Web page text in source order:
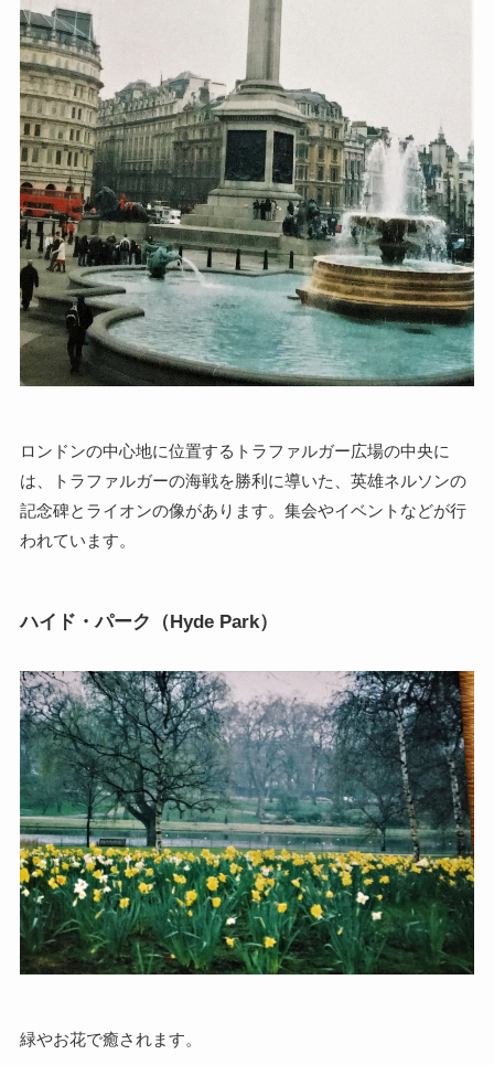
ロンドンの中心地に位置するトラファルガー広場の中央に
は、トラファルガーの海戦を勝利に導いた、英雄ネルソンの
記念碑とライオンの像があります。集会やイベントなどが行
われています。
ハイド・パーク（Hyde Park）
緑やお花で癒されます。